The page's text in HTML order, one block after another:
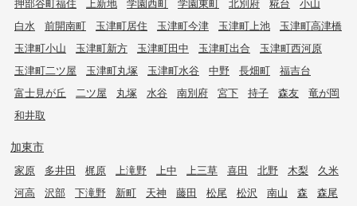
押部谷町福住
上新地 学園西町 学園東町 北別府 糀台
小山
白水
前開南町 玉津町居住 玉津町今津 玉津町上池
玉津町高津橋
玉津町小山
玉津町新方 玉津町田中 玉津町出合
玉津町西河原
玉津町二ツ屋
玉津町丸塚 玉津町水谷 中野 長畑町
福吉台
富士見が丘
二ツ屋 丸塚 水谷 南別府 宮下 持子 森友
竜が岡
和井取
加東市
家原 多井田 梶原 上滝野 上中 上三草 喜田 北野 木梨
久米
河高
沢部 下滝野 新町 天神 藤田 松尾 松沢 南山 森
森尾